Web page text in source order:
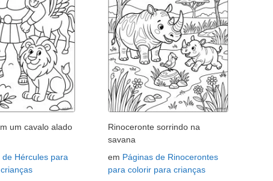
um cavalo alado
de Hércules para
Rinoceronte sorrindo na
savana
em Páginas de Rinocerontes
para colorir para crianças